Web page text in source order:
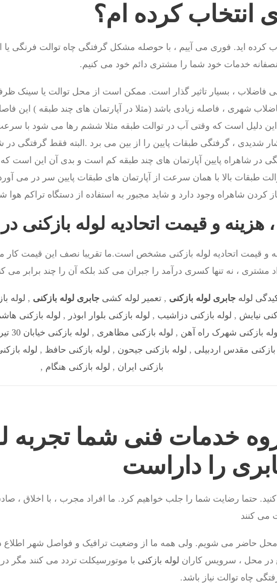
انتخاب کرده ام؟
کرده اید. فوری می آییم ، با حوصله مشکل گرفتگی چاه توالت فرنگی یا
خدمات خود شما را مشتری دائم خود می کنیم.
فاضلاب ، بسیار تاثیر گذار است. ممکن است از محل توالت یا سینک
شهری ، فاصله زیادی باشد (مثلا در آپارتمان های چند طبقه ) این
دلیل است که وقتی آب در توالت طبقه مثلا ششم رها می شود با
شدیدی ، گرفتگی طبقات پایین را از بین می برد .البته فقط گرفتگی در
در شاهراه پایین آپارتمان های چند طبقه کم است و بدی آن این است
طبقات بالا با همان سرعت از آپارتمان های طبقات پایین سر در می
کردن شاهراه وجود دارد و شاید مجبور به استفاده از دستگاه تراکم هوا
هزینه و قیمت اتحادیه لوله بازکنی
و قیمت اتحادیه لوله بازکنی مشخص است.ما تقریبا نصف این قیمت کار
مشتری ، نه تنها کسری درآمد را جبران می کند بلکه آن را چند برابر می
لوله جابری لوله بازکنی , تعمیر لوله کشی جابری لوله بازکنی , لوله
نیایش , لوله بازکنی دزاشیب , لوله بازکنی بلوار ابوذر , لوله بازکنی
بازکنی شهرک راه آهن , لوله بازکنی مظاهری , لوله بازکنی خیابان 30 تیر
بازکنی مقدس اردبیلی , لوله بازکنی جیحون , لوله بازکنی حافظ , لوله
بازکنی ایران , لوله بازکنی هنگام ,
خدمات فنی شما تجربه
را داراست
کنید. حتما رضایت شما را جلب خواهیم کرد. ما افراد مجرب ، با اخلاق ،
می کنند
محل حاضر می شویم. ولی همه ما از وضعیت ترافیک و فواصل شهر اطلاع
محل ، سرویس کاران لوله بازکنی با موتورسیکلت تردد می کنند مگر
چاه توالت نیاز باشد.